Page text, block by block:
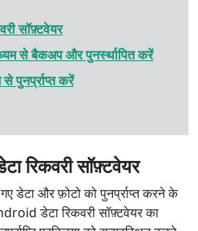
सॉफ़्टवेयर
से बैकअप और पुनर्स्थापित करें
पुनर्प्राप्त करें
रिकवरी सॉफ़्टवेयर
और फ़ोटो को पुनर्प्राप्त करने के
डेटा रिकवरी सॉफ़्टवेयर का